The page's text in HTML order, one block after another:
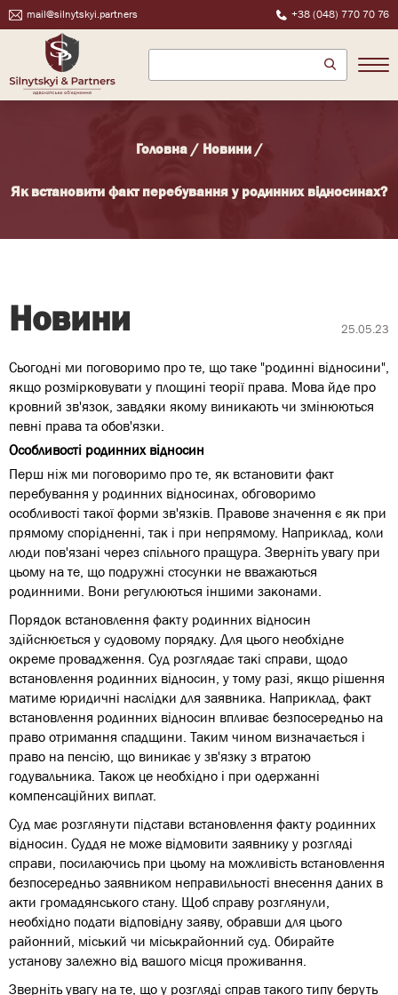
mail@silnytskyi.partners +38 (048) 770 70 76
Головна/ Новини/
Як встановити факт перебування у родинних відносинах?
Новини 25.05.23
Сьогодні ми поговоримо про те, що таке "родинні відносини",
якщо розмірковувати у площині теорії права. Мова йде про
кровний зв'язок, завдяки якому виникають чи змінюються
певні права та обов'язки.
Особливості родинних відносин
Перш ніж ми поговоримо про те, як встановити факт
перебування у родинних відносинах, обговоримо
особливості такої форми зв'язків. Правове значення є як при
прямому спорідненні, так і при непрямому. Наприклад, коли
люди пов'язані через спільного пращура. Зверніть увагу при
цьому на те, що подружні стосунки не вважаються
родинними. Вони регулюються іншими законами.
​​Порядок встановлення факту родинних відносин
здійснюється у судовому порядку. Для цього необхідне
окреме провадження. Суд розглядає такі справи, щодо
встановлення родинних відносин, у тому разі, якщо рішення
матиме юридичні наслідки для заявника. Наприклад, факт
встановлення родинних відносин впливає безпосередньо на
право отримання спадщини. Таким чином визначається і
право на пенсію, що виникає у зв'язку з втратою
годувальника. Також це необхідно і при одержанні
компенсаційних виплат.
Суд має розглянути підстави встановлення факту родинних
відносин. Суддя не може відмовити заявнику у розгляді
справи, посилаючись при цьому на можливість встановлення
безпосередньо заявником неправильності внесення даних в
акти громадянського стану. Щоб справу розглянули,
необхідно подати відповідну заяву, обравши для цього
районний, міський чи міськрайонний суд. Обирайте
установу залежно від вашого місця проживання.
Зверніть увагу на те, що у розгляді справ такого типу беруть